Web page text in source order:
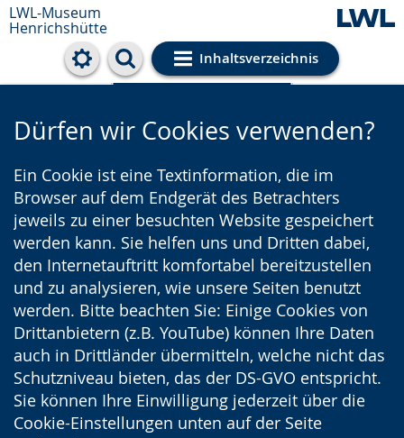
LWL-Museum
Henrichshütte
Inhaltsverzeichnis
Cookie-Einstellungen
Dürfen wir Cookies verwenden?
Ein Cookie ist eine Textinformation, die im
Browser auf dem Endgerät des Betrachters
jeweils zu einer besuchten Website gespeichert
werden kann. Sie helfen uns und Dritten dabei,
den Internetauftritt komfortabel bereitzustellen
und zu analysieren, wie unsere Seiten benutzt
werden. Bitte beachten Sie: Einige Cookies von
Drittanbietern (z.B. YouTube) können Ihre Daten
auch in Drittländer übermitteln, welche nicht das
Schutzniveau bieten, das der DS-GVO entspricht.
Sie können Ihre Einwilligung jederzeit über die
Cookie-Einstellungen unten auf der Seite